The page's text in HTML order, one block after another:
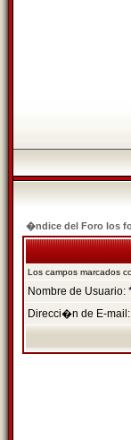
�ndice del Foro los
Los campos marcados
Nombre de Usuario:
Direcci�n de E-